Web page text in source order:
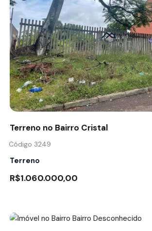
Terreno no Bairro Cristal
Código 3249
Terreno
R$1.060.000,00